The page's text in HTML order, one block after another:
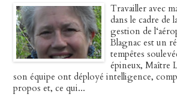
Travailler avec
dans le cadre de
gestion de
Blagnac est un
tempêtes
épineux, Maître
son équipe ont déployé intelligence,
propos et, ce qui...